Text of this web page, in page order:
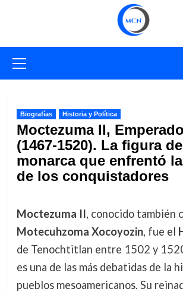
primario
Biografías Historia y Política
Moctezuma II,
(1467-1520). La figura
monarca que enfrentó
de los conquistadores
Moctezuma II, conocido también
Motecuhzoma Xocoyozin, fue el
de Tenochtitlan entre 1502 y
es una de las más debatidas de la
pueblos mesoamericanos. Su